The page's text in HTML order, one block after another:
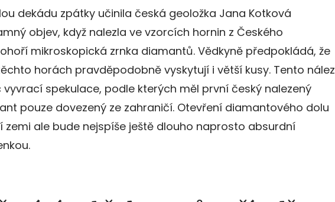
dekádu zpátky učinila česká geoložka Jana Kotková
objev, když nalezla ve vzorcích hornin z Českého
mikroskopická zrnka diamantů. Vědkyně předpokládá, že
horách pravděpodobně vyskytují i větší kusy. Tento nález
vyvrací spekulace, podle kterých měl první český nalezený
pouze dovezený ze zahraničí. Otevření diamantového dolu
zemi ale bude nejspíše ještě dlouho naprosto absurdní